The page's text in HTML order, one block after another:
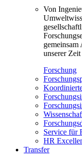
Von
gemeinsam
unserer
Forschung
Service für
HR
Transfer